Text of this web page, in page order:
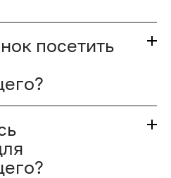
посетить